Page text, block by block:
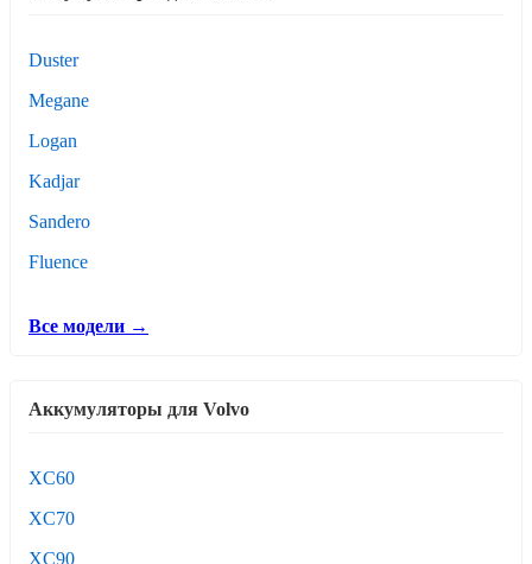
Duster
Megane
Logan
Kadjar
Sandero
Fluence
Все модели →
Аккумуляторы для Volvo
XC60
XC70
XC90